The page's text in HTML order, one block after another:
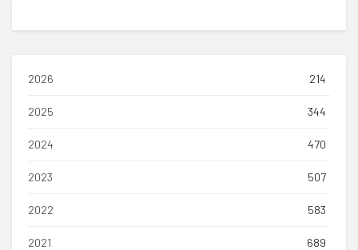
2026 214
2025 344
2024 470
2023 507
2022 583
2021 689